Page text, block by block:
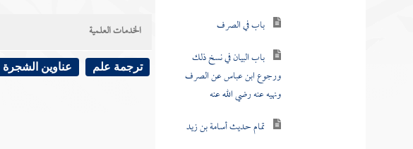
باب في الصرف
باب البيان في نسخ ذلك
ورجوع ابن عباس عن الصرف
ونهيه عنه رضي الله عنه
تمام حديث أسامة بن زيد
الخدمات العلمية
ترجمة علم عناوين الشجرة